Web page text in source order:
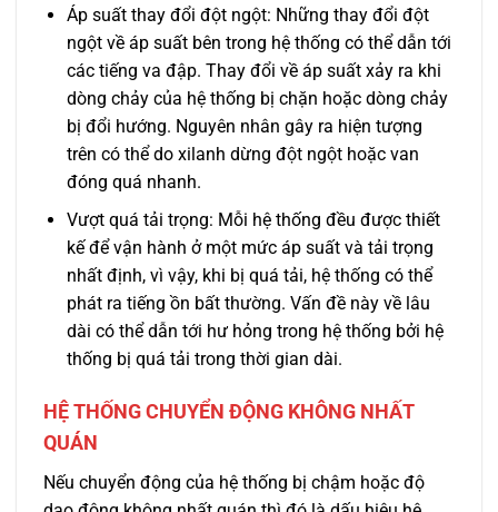
Áp suất thay đổi đột ngột: Những thay đổi đột
ngột về áp suất bên trong hệ thống có thể dẫn tới
các tiếng va đập. Thay đổi về áp suất xảy ra khi
dòng chảy của hệ thống bị chặn hoặc dòng chảy
bị đổi hướng. Nguyên nhân gây ra hiện tượng
trên có thể do xilanh dừng đột ngột hoặc van
đóng quá nhanh.
Vượt quá tải trọng: Mỗi hệ thống đều được thiết
kế để vận hành ở một mức áp suất và tải trọng
nhất định, vì vậy, khi bị quá tải, hệ thống có thể
phát ra tiếng ồn bất thường. Vấn đề này về lâu
dài có thể dẫn tới hư hỏng trong hệ thống bởi hệ
thống bị quá tải trong thời gian dài.
HỆ THỐNG CHUYỂN ĐỘNG KHÔNG NHẤT
QUÁN
Nếu chuyển động của hệ thống bị chậm hoặc độ